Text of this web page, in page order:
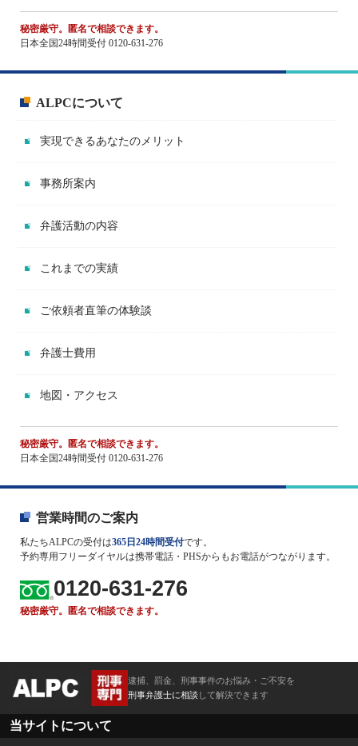
秘密厳守。匿名で相談できます。
日本全国24時間受付 0120-631-276
ALPCについて
実現できるあなたのメリット
事務所案内
弁護活動の内容
これまでの実績
ご依頼者直筆の体験談
弁護士費用
地図・アクセス
秘密厳守。匿名で相談できます。
日本全国24時間受付 0120-631-276
営業時間のご案内
私たちALPCの受付は365日24時間受付です。
予約専用フリーダイヤルは携帯電話・PHSからもお電話がつながります。
0120-631-276
秘密厳守。匿名で相談できます。
逮捕、罰金、刑事事件のお悩み・ご不安を
刑事弁護士に相談 して解決できます
当サイトについて